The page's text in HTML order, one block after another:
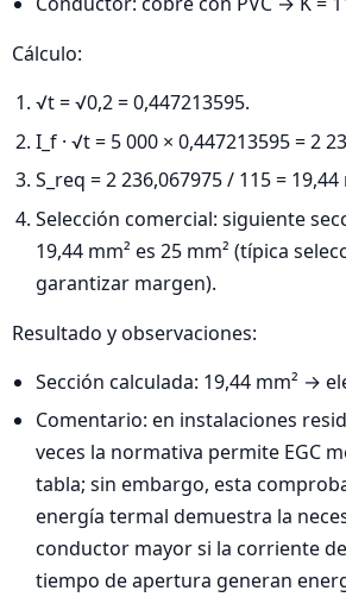
Cálculo:
√t = √0,2 = 0,447213595.
I_f · √t = 5 000 × 0,447213595 = 2
S_req = 2 236,067975 / 115 = 19,44
Selección comercial: siguiente
19,44 mm² es 25 mm² (típica
garantizar margen).
Resultado y observaciones:
Sección calculada: 19,44 mm² →
Comentario: en instalaciones
veces la normativa permite EGC
tabla; sin embargo, esta
energía termal demuestra la
conductor mayor si la corriente
tiempo de apertura generan